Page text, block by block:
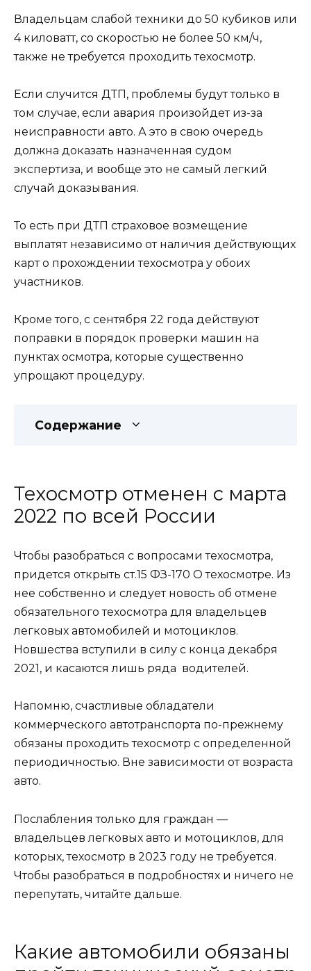
Владельцам слабой техники до 50 кубиков или
4 киловатт, со скоростью не более 50 км/ч,
также не требуется проходить техосмотр.
Если случится ДТП, проблемы будут только в
том случае, если авария произойдет из-за
неисправности авто. А это в свою очередь
должна доказать назначенная судом
экспертиза, и вообще это не самый легкий
случай доказывания.
То есть при ДТП страховое возмещение
выплатят независимо от наличия действующих
карт о прохождении техосмотра у обоих
участников.
Кроме того, с сентября 22 года действуют
поправки в порядок проверки машин на
пунктах осмотра, которые существенно
упрощают процедуру.
Содержание
Техосмотр отменен с марта
2022 по всей России
Чтобы разобраться с вопросами техосмотра,
придется открыть ст.15 ФЗ-170 О техосмотре. Из
нее собственно и следует новость об отмене
обязательного техосмотра для владельцев
легковых автомобилей и мотоциклов.
Новшества вступили в силу с конца декабря
2021, и касаются лишь ряда водителей.
Напомню, счастливые обладатели
коммерческого автотранспорта по-прежнему
обязаны проходить техосмотр с определенной
периодичностью. Вне зависимости от возраста
авто.
Послабления только для граждан —
владельцев легковых авто и мотоциклов, для
которых, техосмотр в 2023 году не требуется.
Чтобы разобраться в подробностях и ничего не
перепутать, читайте дальше.
Какие автомобили обязаны